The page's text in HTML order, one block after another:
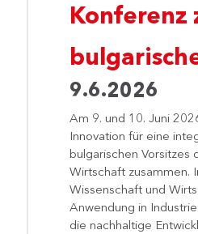
Konferenz
9.6.2026
Am 9. und 10. Juni
Innovation für eine
bulgarischen
Wirtschaft zusammen.
Wissenschaft und
Anwendung in
die nachhaltige